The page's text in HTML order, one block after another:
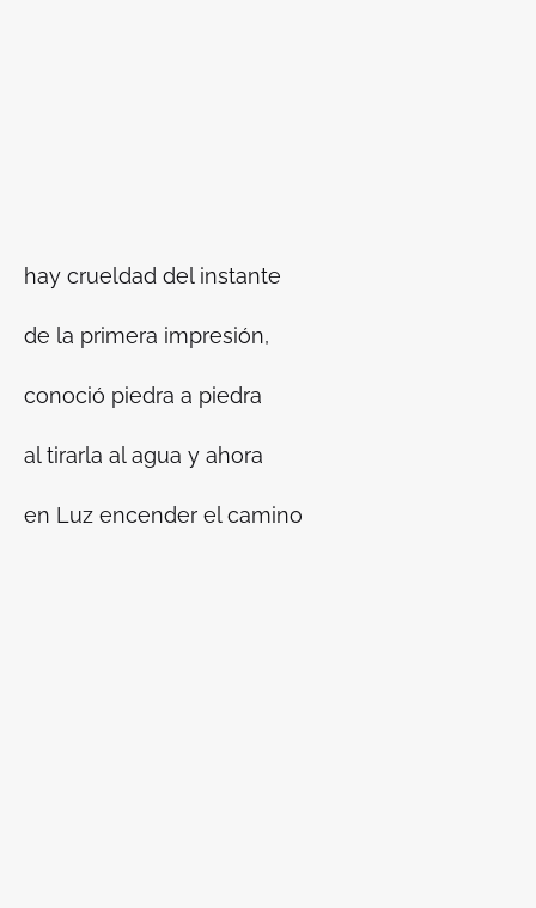
hay crueldad del instante
de la primera impresión,
conoció piedra a piedra
al tirarla al agua y ahora
en Luz encender el camino